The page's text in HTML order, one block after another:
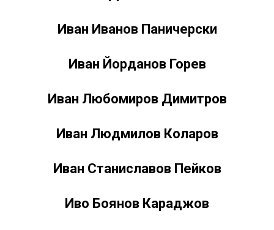
Иван Иванов Паничерски
Иван Йорданов Горев
Иван Любомиров Димитров
Иван Людмилов Коларов
Иван Станиславов Пейков
Иво Боянов Караджов